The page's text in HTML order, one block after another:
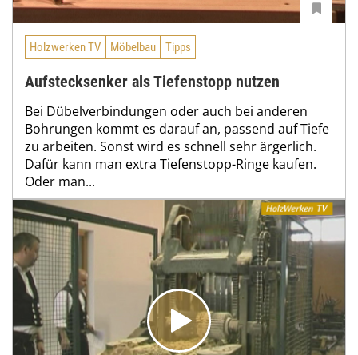
Holzwerken TV Möbelbau Tipps
Aufstecksenker als Tiefenstopp nutzen
Bei Dübelverbindungen oder auch bei anderen
Bohrungen kommt es darauf an, passend auf Tiefe
zu arbeiten. Sonst wird es schnell sehr ärgerlich.
Dafür kann man extra Tiefenstopp-Ringe kaufen.
Oder man...